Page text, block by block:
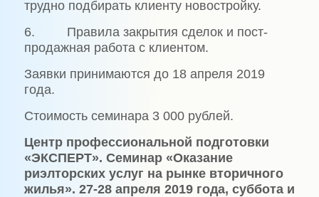
трудно подбирать клиенту новостройку.
6. Правила закрытия сделок и пост-
продажная работа с клиентом.
Заявки принимаются до 18 апреля 2019
года.
Стоимость семинара 3 000 рублей.
Центр профессиональной подготовки
«ЭКСПЕРТ». Семинар «Оказание
риэлторских услуг на рынке вторичного
жилья». 27-28 апреля 2019 года, суббота и